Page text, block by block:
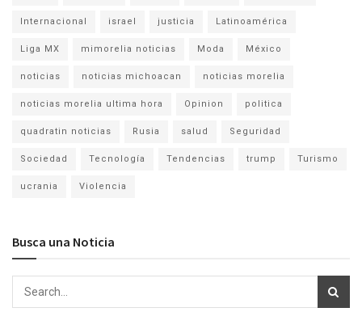
Internacional israel justicia Latinoamérica
Liga MX mimorelia noticias Moda México
noticias noticias michoacan noticias morelia
noticias morelia ultima hora Opinion politica
quadratin noticias Rusia salud Seguridad
Sociedad Tecnología Tendencias trump Turismo
ucrania Violencia
Busca una Noticia